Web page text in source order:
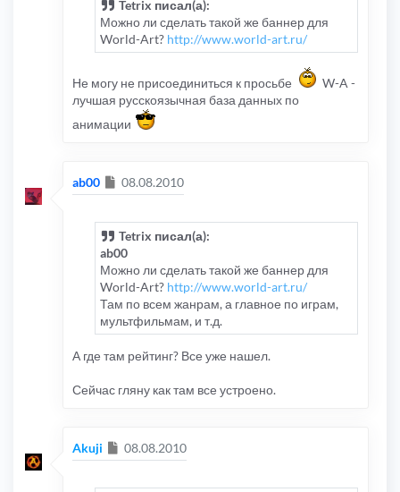
Tetrix писал(а):
Можно ли сделать такой же баннер для
World-Art? http://www.world-art.ru/
Не могу не присоединиться к просьбе
W-A -
лучшая русскоязычная база данных по
анимации
ab00 Сообщение
08.08.2010
Tetrix писал(а):
ab00
Можно ли сделать такой же баннер для
World-Art? http://www.world-art.ru/
Там по всем жанрам, а главное по играм,
мультфильмам, и т.д.
А где там рейтинг? Все уже нашел.
Сейчас гляну как там все устроено.
Akuji Сообщение
08.08.2010